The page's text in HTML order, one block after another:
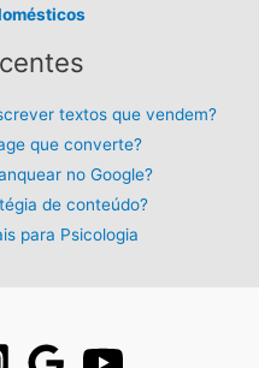
textos que vendem?
que converte?
no Google?
de conteúdo?
para Psicologia